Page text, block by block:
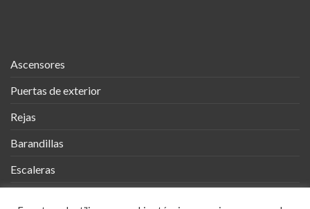
Ascensores
Puertas de exterior
Rejas
Barandillas
Escaleras